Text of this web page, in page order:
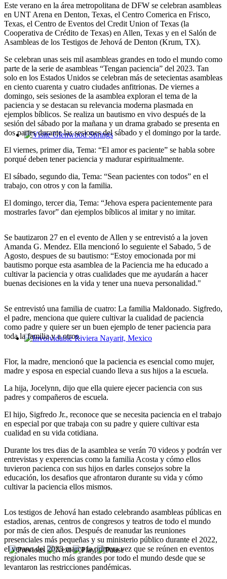
Este verano en la área metropolitana de DFW se celebran asambleas
en UNT Arena en Denton, Texas, el Centro Comerica en Frisco,
Texas, el Centro de Eventos del Credit Union of Texas (la
Cooperativa de Crédito de Texas) en Allen, Texas y en el Salón de
Asambleas de los Testigos de Jehová de Denton (Krum, TX).
Se celebran unas seis mil asambleas grandes en todo el mundo como
parte de la serie de asambleas “Tengan paciencia” del 2023. Tan
solo en los Estados Unidos se celebran más de setecientas asambleas
en ciento cuarenta y cuatro ciudades anfitrionas. De viernes a
domingo, seis sesiones de la asamblea exploran el tema de la
paciencia y se destacan su relevancia moderna plasmada en
ejemplos bíblicos. Se realiza un bautismo en vivo después de la
sesión del sábado por la mañana y un drama grabado se presenta en
dos partes durante las sesiones del sábado y el domingo por la tarde.
El viernes, primer dia, Tema: “El amor es paciente” se habla sobre
porqué deben tener paciencia y madurar espiritualmente.
El sábado, segundo dia, Tema: “Sean pacientes con todos” en el
trabajo, con otros y con la familia.
El domingo, tercer dia, Tema: “Jehova espera pacientemente para
mostrarles favor” dan ejemplos bíblicos al imitar y no imitar.
Se bautizaron 27 en el evento de Allen y se entrevistó a la joven
Amanda G. Mendez. Ella mencionó lo seguiente el Sabado, 5 de
Agosto, despues de su bautismo: “Estoy emocionada por mi
bautismo porque esta asamblea de la Paciencia me ha educado a
cultivar la paciencia y otras cualidades que me ayudarán a hacer
buenas decisiones en la vida y tener una nueva personalidad."
Se entrevistó una familia de cuatro: La familia Maldonado. Sigfredo,
el padre, menciona que quiere cultivar la cualidad de paciencia
como padre y quiere ser un buen ejemplo de tener paciencia para
toda la familia y a otros.
Flor, la madre, mencionó que la paciencia es esencial como mujer,
madre y esposa en especial cuando lleva a sus hijos a la escuela.
La hija, Jocelynn, dijo que ella quiere ejecer paciencia con sus
padres y compañeros de escuela.
El hijo, Sigfredo Jr., reconoce que se necesita paciencia en el trabajo
en especial por que trabaja con su padre y quiere cultivar esta
cualidad en su vida cotidiana.
Durante los tres dias de la asamblea se verán 70 videos y podrán ver
entrevistas y experencias como la familia Acosta y cómo ellos
tuvieron pacienca con sus hijos en darles consejos sobre la
educación, los desafios que afrontaron durante su vida y cómo
cultivar la paciencia ellos mismos.
Los testigos de Jehová han estado celebrando asambleas públicas en
estadios, arenas, centros de congresos y teatros de todo el mundo
por más de cien años. Después de reanudar las reuniones
presenciales más pequeñas y su ministerio público durante el 2022,
el verano del 2023 marca la primera vez que se reúnen en eventos
regionales mucho más grandes por todo el mundo desde que se
levantaron las restricciones pandémicas.